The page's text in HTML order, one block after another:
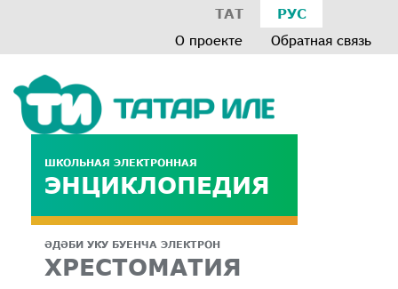
ТАТ РУС
О проекте Обратная связь
ШКОЛЬНАЯ ЭЛЕКТРОННАЯ
ЭНЦИКЛОПЕДИЯ
ӘДӘБИ УКУ БУЕНЧА ЭЛЕКТРОН
ХРЕСТОМАТИЯ